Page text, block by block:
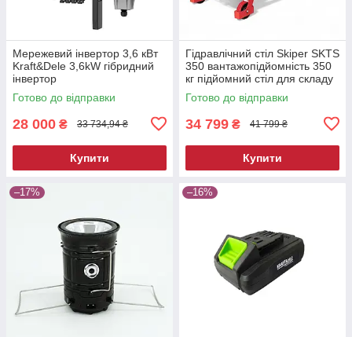
Мережевий інвертор 3,6 кВт
Kraft&Dele 3,6kW гібридний
інвертор
Готово до відправки
28 000 ₴ 33 734,94 ₴
Купити
Гідравлічний стіл Skiper SKTS
350 вантажопідйомність 350
кг підйомний стіл для складу
та СТО
Готово до відправки
34 799 ₴ 41 799 ₴
Купити
–17% –16%